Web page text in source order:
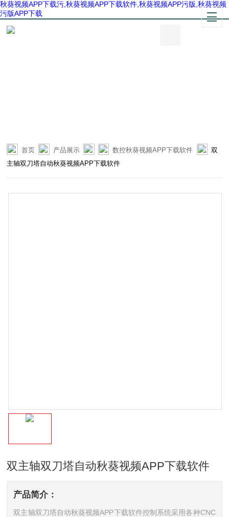
秋葵视频APP下载污,秋葵视频APP下载软件,秋葵视频APP污版,秋葵视频
污版APP下载
首页 产品展示 数控秋葵视频APP下载软件
双
主轴双刀塔自动秋葵视频APP下载软件
双主轴双刀塔自动秋葵视频APP下载软件
产品简介：
双主轴双刀塔自动秋葵视频APP下载软件控制系统采用各种CNC